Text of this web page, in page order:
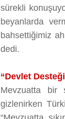
sürekli
beyanlarda
bahsettiğimiz
dedi.
“Devlet
Mevzuatta bir
gizlenirken